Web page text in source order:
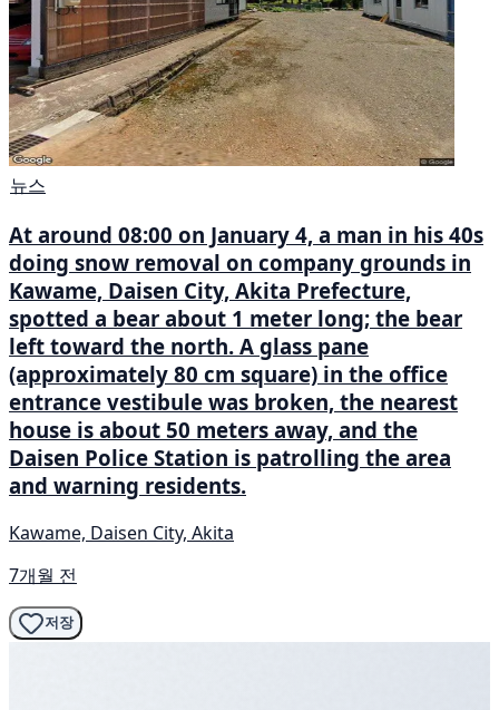
뉴스
At around 08:00 on January 4, a man in his 40s
doing snow removal on company grounds in
Kawame, Daisen City, Akita Prefecture,
spotted a bear about 1 meter long; the bear
left toward the north. A glass pane
(approximately 80 cm square) in the office
entrance vestibule was broken, the nearest
house is about 50 meters away, and the
Daisen Police Station is patrolling the area
and warning residents.
Kawame, Daisen City, Akita
7개월 전
저장